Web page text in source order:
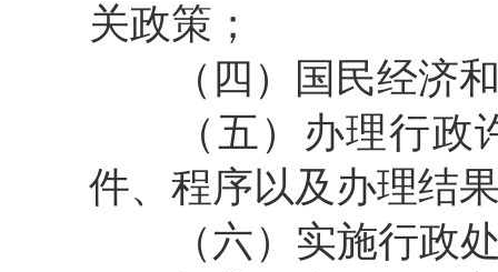
关政策；
（四）国民经济和
（五）办理行政许
件、程序以及办理结
（六）实施行政处